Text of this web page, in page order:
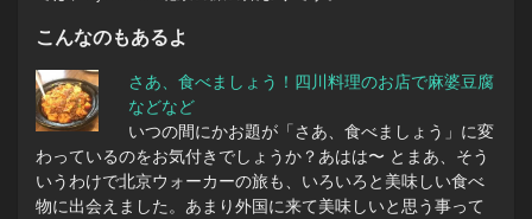
こんなのもあるよ
さあ、食べましょう！四川料理のお店で麻婆豆腐
などなど
いつの間にかお題が「さあ、食べましょう」に変
わっているのをお気付きでしょうか？あはは〜 とまあ、そう
いうわけで北京ウォーカーの旅も、いろいろと美味しい食べ
物に出会えました。あまり外国に来て美味しいと思う事って